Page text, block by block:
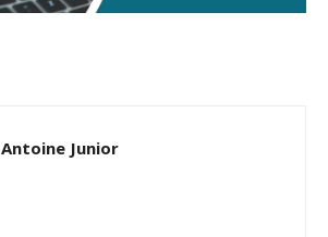
Antoine Junior